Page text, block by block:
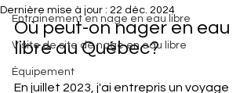
Entrainement en nage en eau libre
Visite de site de nage en eau libre
Équipement
Dernière mise à jour : 22 déc. 2024
Où peut-on nager en eau
libre au Québec?
En juillet 2023, j'ai entrepris un voyage